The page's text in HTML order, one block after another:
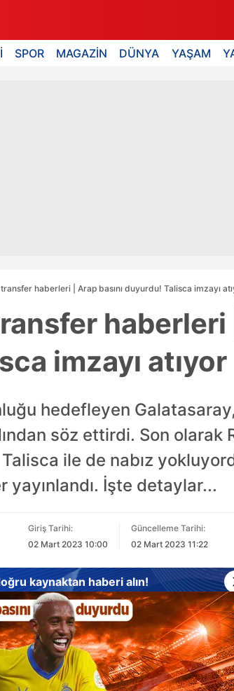
SPOR MAGAZİN DÜNYA YAŞAM
haberleri | Arap basını duyurdu! Talisca imzayı
haberleri
imzayı atıyor
hedefleyen
söz ettirdi. Son olarak
ile de nabız
yayınlandı. İşte detaylar...
Giriş Tarihi:
02 Mart 2023 10:00
Güncelleme Tarihi:
02 Mart 2023 11:22
kaynaktan haberi alın!